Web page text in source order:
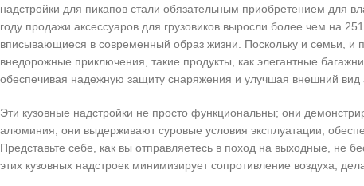
надстройки для пикапов стали обязательным приобретением для
году продажи аксессуаров для грузовиков выросли более чем на
вписывающиеся в современный образ жизни. Поскольку и семьи, и
внедорожные приключения, такие продукты, как элегантные
обеспечивая надежную защиту снаряжения и улучшая внешний вид
Эти кузовные надстройки не просто функциональны; они
алюминия, они выдерживают суровые условия эксплуатации,
Представьте себе, как вы отправляетесь в поход на выходные, не
этих кузовных надстроек минимизирует сопротивление воздуха,